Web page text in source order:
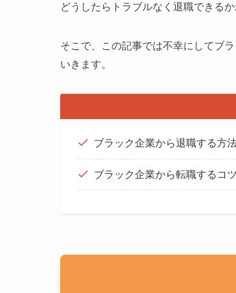
どうしたらトラブルなく退職できる
そこで、この記事では不幸にしてブ
いきます。
ブラック企業から退職する方
ブラック企業から転職するコツ